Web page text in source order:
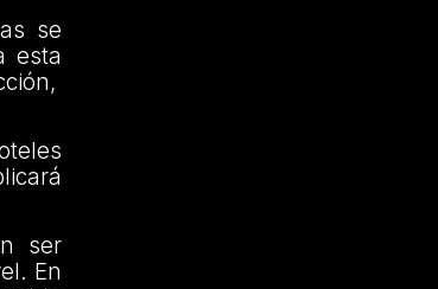
se
esta
ser
En